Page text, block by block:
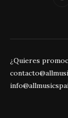
¿Quieres